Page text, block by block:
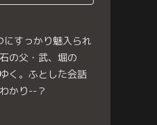
すっかり魅入られ
の父・武、堀の
く。ふとした会話
かり--？